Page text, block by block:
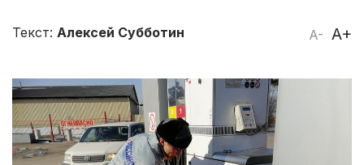
A- A+
Текст: Алексей Субботин